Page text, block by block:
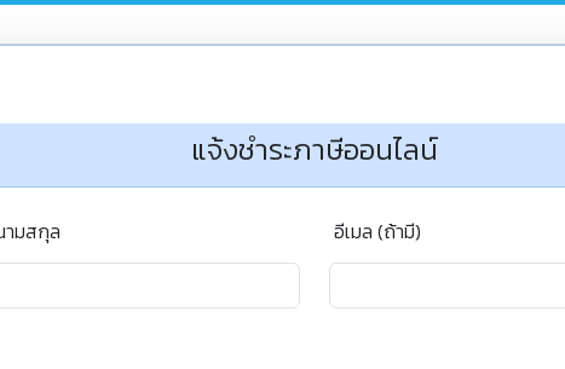
แจ้งชำระภาษีออนไลน์
มสกุล อีเมล (ถ้ามี)